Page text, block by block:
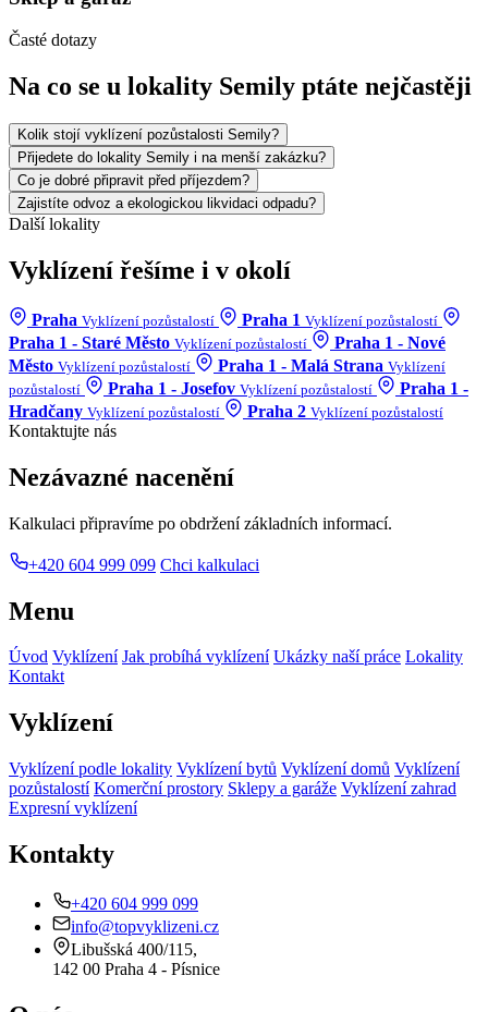
Časté dotazy
Na co se u lokality Semily ptáte nejčastěji
Kolik stojí vyklízení pozůstalosti Semily?
Přijedete do lokality Semily i na menší zakázku?
Co je dobré připravit před příjezdem?
Zajistíte odvoz a ekologickou likvidaci odpadu?
Další lokality
Vyklízení řešíme i v okolí
Praha Vyklízení pozůstalostí Praha 1 Vyklízení pozůstalostí
Praha 1 - Staré Město Vyklízení pozůstalostí
Praha 1 - Nové
Město Vyklízení pozůstalostí Praha 1 - Malá Strana Vyklízení
pozůstalostí
Praha 1 - Josefov Vyklízení pozůstalostí
Praha 1 -
Hradčany Vyklízení pozůstalostí Praha 2 Vyklízení pozůstalostí
Kontaktujte nás
Nezávazné nacenění
Kalkulaci připravíme po obdržení základních informací.
+420 604 999 099 Chci kalkulaci
Menu
Úvod Vyklízení Jak probíhá vyklízení Ukázky naší práce Lokality
Kontakt
Vyklízení
Vyklízení podle lokality Vyklízení bytů Vyklízení domů Vyklízení
pozůstalostí Komerční prostory Sklepy a garáže Vyklízení zahrad
Expresní vyklízení
Kontakty
+420 604 999 099
info@topvyklizeni.cz
Libušská 400/115,
142 00 Praha 4 - Písnice